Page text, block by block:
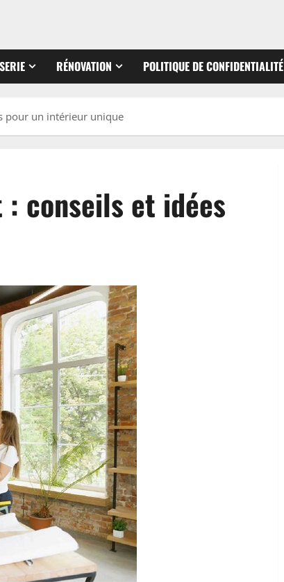
RÉNOVATION POLITIQUE DE CONFIDENTIALITÉ
pour un intérieur unique
: conseils et idées